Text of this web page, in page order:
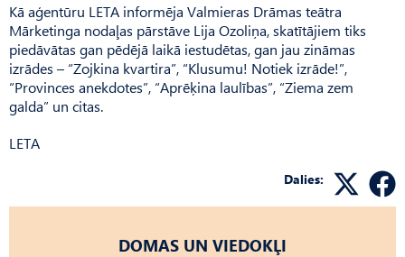
Kā aģentūru LETA informēja Valmieras Drāmas teātra
Mārketinga nodaļas pārstāve Lija Ozoliņa, skatītājiem tiks
piedāvātas gan pēdējā laikā iestudētas, gan jau zināmas
izrādes – “Zojkina kvartira”, “Klusumu! Notiek izrāde!”,
“Provinces anekdotes”, “Aprēķina laulības”, “Ziema zem
galda” un citas.
LETA
Dalies:
DOMAS UN VIEDOKĻI